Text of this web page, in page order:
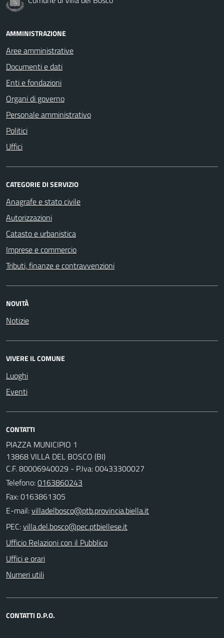
AMMINISTRAZIONE
Aree amministrative
Documenti e dati
Enti e fondazioni
Organi di governo
Personale amministrativo
Politici
Uffici
CATEGORIE DI SERVIZIO
Anagrafe e stato civile
Autorizzazioni
Catasto e urbanistica
Imprese e commercio
Tributi, finanze e contravvenzioni
NOVITÀ
Notizie
VIVERE IL COMUNE
Luoghi
Eventi
CONTATTI
PIAZZA MUNICIPIO 1
13868 VILLA DEL BOSCO (BI)
C.F. 80006940029 - P.Iva: 00433300027
Telefono:0163860243
Fax: 0163861305
E-mail:
PEC:
Ufficio Relazioni con il Pubblico
Uffici e orari
Numeri utili
CONTATTI D.P.O.